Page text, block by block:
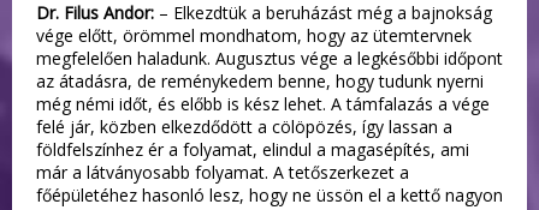
Dr. Filus Andor: – Elkezdtük a beruházást még a bajnokság
vége előtt, örömmel mondhatom, hogy az ütemtervnek
megfelelően haladunk. Augusztus vége a legkésőbbi időpont
az átadásra, de reménykedem benne, hogy tudunk nyerni
még némi időt, és előbb is kész lehet. A támfalazás a vége
felé jár, közben elkezdődött a cölöpözés, így lassan a
földfelszínhez ér a folyamat, elindul a magasépítés, ami
már a látványosabb folyamat. A tetőszerkezet a
főépületéhez hasonló lesz, hogy ne üssön el a kettő nagyon